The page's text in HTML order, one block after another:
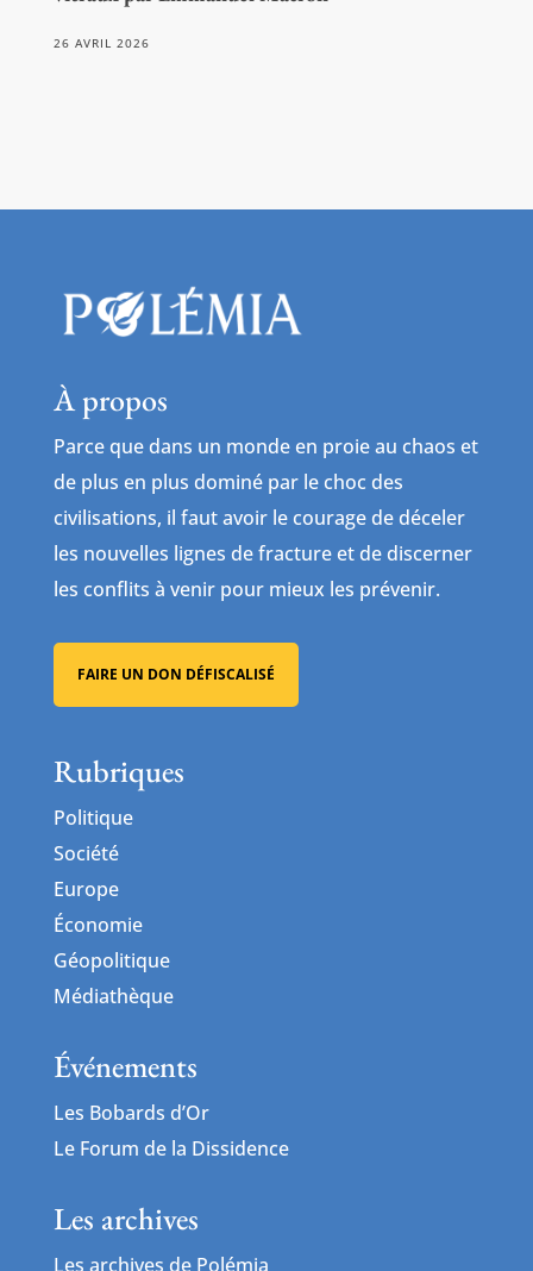
26 AVRIL 2026
À propos
Parce que dans un monde en proie au chaos et
de plus en plus dominé par le choc des
civilisations, il faut avoir le courage de déceler
les nouvelles lignes de fracture et de discerner
les conflits à venir pour mieux les prévenir.
FAIRE UN DON DÉFISCALISÉ
Rubriques
Politique
Société
Europe
Économie
Géopolitique
Médiathèque
Événements
Les Bobards d’Or
Le Forum de la Dissidence
Les archives
Les archives de Polémia